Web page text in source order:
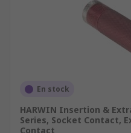
En stock
HARWIN Insertion &
Series, Socket Contact,
Contact